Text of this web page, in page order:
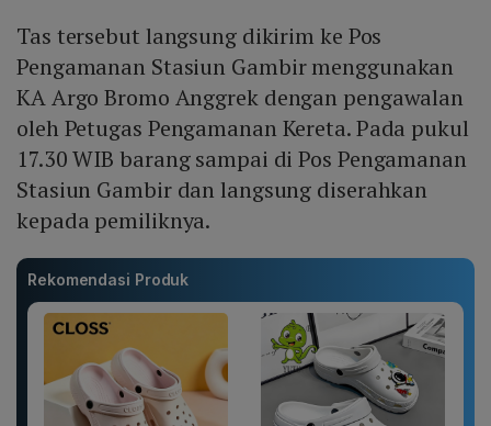
Tas tersebut langsung dikirim ke Pos
Pengamanan Stasiun Gambir menggunakan
KA Argo Bromo Anggrek dengan pengawalan
oleh Petugas Pengamanan Kereta. Pada pukul
17.30 WIB barang sampai di Pos Pengamanan
Stasiun Gambir dan langsung diserahkan
kepada pemiliknya.
Rekomendasi Produk